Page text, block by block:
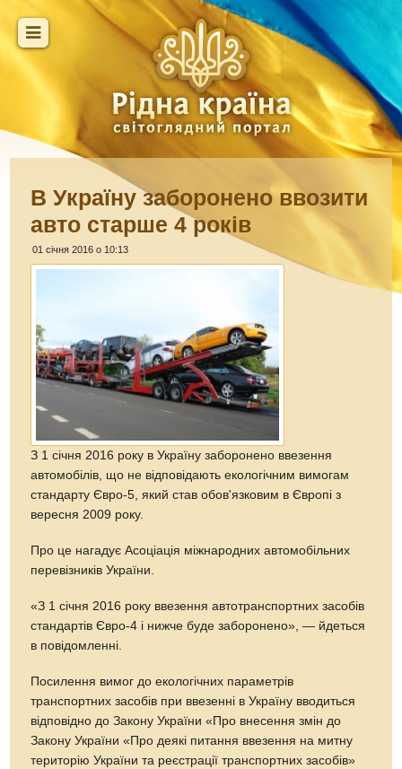
В Україну заборонено ввозити
авто старше 4 років
01 січня 2016 о 10:13
З 1 січня 2016 року в Україну заборонено ввезення
автомобілів, що не відповідають екологічним вимогам
стандарту Євро-5, який став обов'язковим в Європі з
вересня 2009 року.
Про це нагадує Асоціація міжнародних автомобільних
перевізників України.
«З 1 січня 2016 року ввезення автотранспортних засобів
стандартів Євро-4 і нижче буде заборонено», — йдеться
в повідомленні.
Посилення вимог до екологічних параметрів
транспортних засобів при ввезенні в Україну вводиться
відповідно до Закону України «Про внесення змін до
Закону України «Про деякі питання ввезення на митну
територію України та реєстрації транспортних засобів»